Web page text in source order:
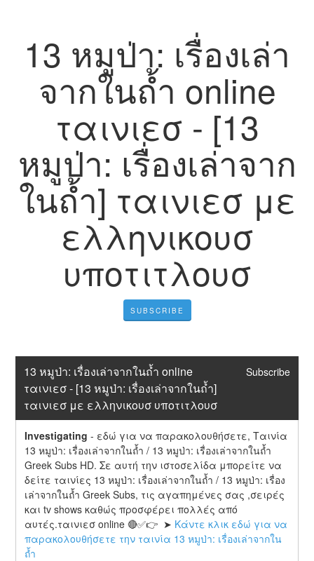
13 หมูป่า: เรื่องเล่า
จากในถ้ำ online
ταινιεσ - [13
หมูป่า: เรื่องเล่าจาก
ในถ้ำ] ταινιεσ με
ελληνικουσ
υποτιτλουσ
SUBSCRIBE
13 หมูป่า: เรื่องเล่าจากในถ้ำ online
ταινιεσ - [13 หมูป่า: เรื่องเล่าจากในถ้ำ]
ταινιεσ με ελληνικουσ υποτιτλουσ
Subscribe
Investigating - εδώ για να παρακολουθήσετε, Ταινία
13 หมูป่า: เรื่องเล่าจากในถ้ำ / 13 หมูป่า: เรื่องเล่าจากในถ้ำ
Greek Subs HD. Σε αυτή την ιστοσελίδα μπορείτε να
δείτε ταινίες 13 หมูป่า: เรื่องเล่าจากในถ้ำ / 13 หมูป่า: เรื่อง
เล่าจากในถ้ำ Greek Subs, τις αγαπημένες σας ,σειρές
και tv shows καθώς προσφέρει πολλές από
αυτές.ταινιεσ online 🔴✅👉  ➤ Κάντε κλικ εδώ για να
παρακολουθήσετε την ταινία 13 หมูป่า: เรื่องเล่าจากใน
ถ้ำ